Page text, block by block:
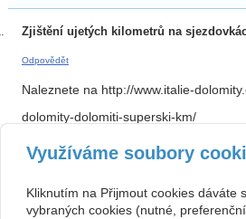
Zjištění ujetých kilometrů na
Odpovědět
Naleznete na http://www.italie-
dolomity-dolomiti-superski-km/
34/32910 197519
Využíváme soubory
Kliknutím na Přijmout cookies dáváte
vybraných cookies (nutné,